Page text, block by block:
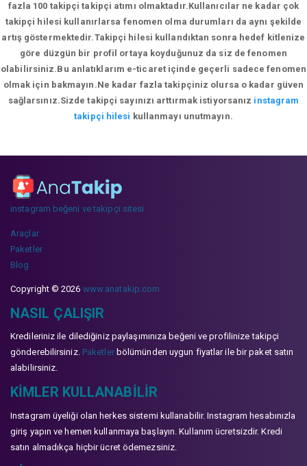
fazla 100 takipçi takipçi atımı olmaktadır.Kullanıcılar ne kadar çok
takipçi hilesi kullanırlarsa fenomen olma durumları da aynı şekilde
artış göstermektedir.Takipçi hilesi kullandıktan sonra hedef kitlenize
göre düzgün bir profil ortaya koyduğunuz da siz de fenomen
olabilirsiniz.Bu anlatıklarım e-ticaret içinde geçerli sadece fenomen
olmak için bakmayın.Ne kadar fazla takipçiniz olursa o kadar güven
sağlarsınız.Sizde takipçi sayınızı arttırmak istiyorsanız instagram
takipçi hilesi kullanmayı unutmayın.
instagram beğeni ve takipçi sitesi
Araçlar
Paketler
Blog
Copyright © 2026 www.anatakip.com
NASIL ÇALIŞIR
Kredileriniz ile dilediğiniz paylaşımınıza beğeni ve profilinize takipçi
gönderebilirsiniz. Paketlerbölümünden uygun fiyatlar ile bir paket satın
alabilirsiniz.
KIMLER KULLANABILIR
Instagram üyeliği olan herkes sistemi kullanabilir. Instagram hesabınızla
giriş yapın ve hemen kullanmaya başlayın. Kullanım ücretsizdir. Kredi
satın almadıkça hiçbir ücret ödemezsiniz.